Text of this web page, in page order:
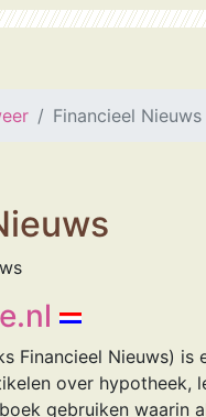
Financieel Nieuws
Financieel Nieuws)
over hypotheek,
gebruiken waarin